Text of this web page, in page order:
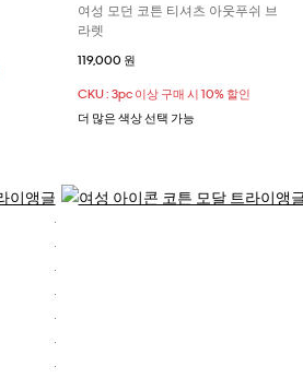
여성 모던 코튼 티셔츠 아웃푸쉬 브
라렛
119,000 원
CKU : 3pc 이상 구매 시 10% 할인
더 많은 색상 선택 가능